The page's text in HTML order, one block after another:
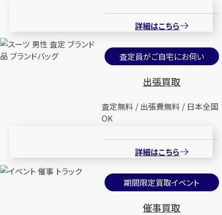
詳細はこちら
査定員がご自宅にお伺い
出張買取
査定無料 / 出張費無料 / 日本全国
OK
詳細はこちら
期間限定買取イベント
催事買取